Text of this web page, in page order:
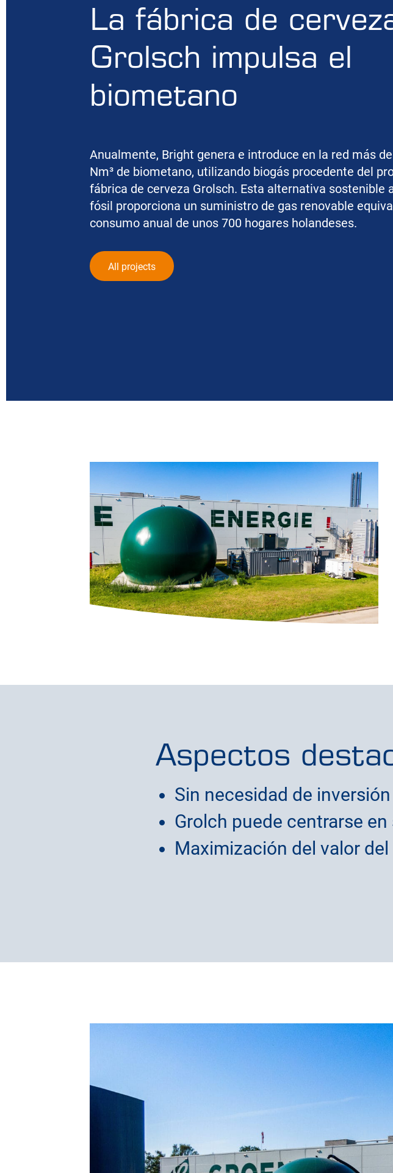
La fábrica de
Grolsch impulsa el
biometano
Anualmente, Bright genera e introduce en la red más
Nm³ de biometano, utilizando biogás procedente del
fábrica de cerveza Grolsch. Esta alternativa sostenible
fósil proporciona un suministro de gas renovable
consumo anual de unos 700 hogares holandeses.
All projects
Aspectos
Sin necesidad de inversión
Grolch puede centrarse
Maximización del valor